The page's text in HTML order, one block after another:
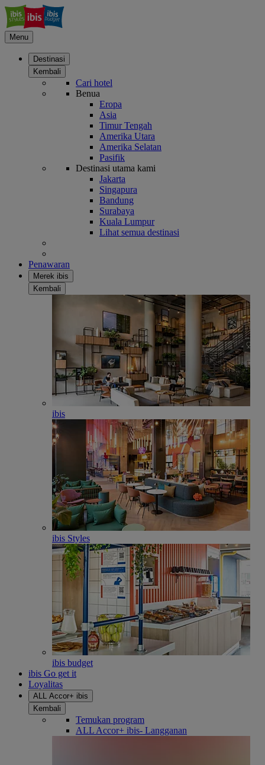
Menu
Destinasi
Kembali
Cari hotel
Benua
Eropa
Asia
Timur Tengah
Amerika Utara
Amerika Selatan
Pasifik
Destinasi utama kami
Jakarta
Singapura
Bandung
Surabaya
Kuala Lumpur
Lihat semua destinasi
Penawaran
Merek ibis
Kembali
ibis
ibis Styles
ibis budget
ibis Go get it
Loyalitas
ALL Accor+ ibis
Kembali
Temukan program
ALL Accor+ ibis- Langganan